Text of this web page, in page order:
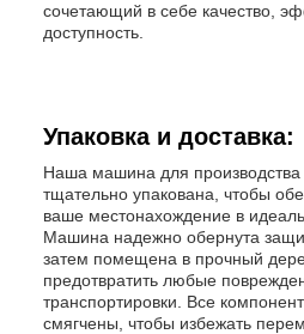
сочетающий в себе качество,
доступность.
Упаковка и доставка:
Наша машина для производства
тщательно упакована, чтобы
ваше местонахождение в
Машина надежно обернута
затем помещена в прочный
предотвратить любые
транспортировки. Все
смягчены, чтобы избежать